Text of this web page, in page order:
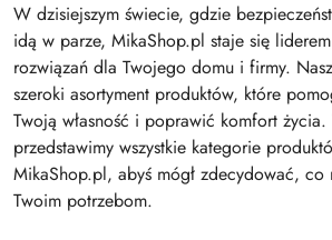
W dzisiejszym świecie, gdzie
idą w parze, MikaShop.pl staje się
rozwiązań dla Twojego domu i firmy.
szeroki asortyment produktów, które
Twoją własność i poprawić komfort
przedstawimy wszystkie kategorie
MikaShop.pl, abyś mógł zdecydować,
Twoim potrzebom.